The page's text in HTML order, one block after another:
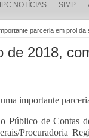
NOTÍCIAS SIMP
parceria em prol da
2018,
importante
Público de Contas
Procuradoria